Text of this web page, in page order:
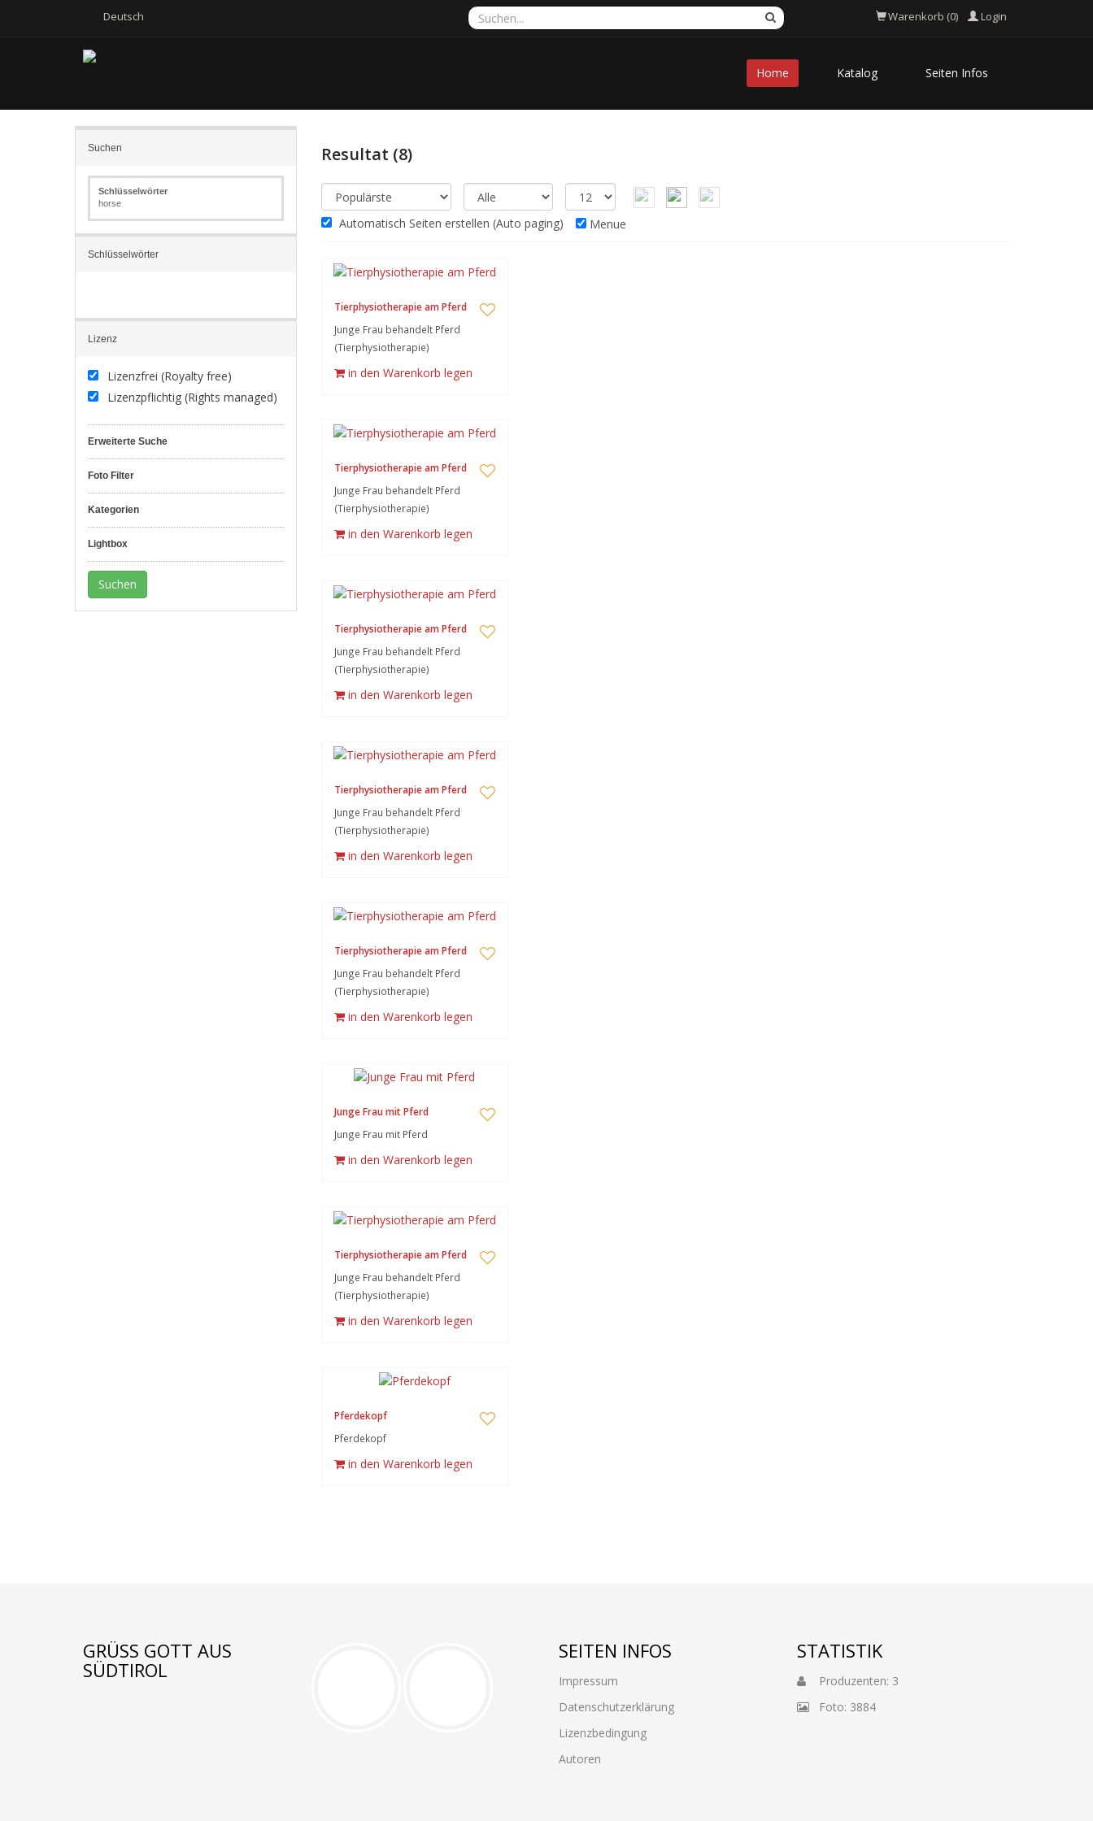
Deutsch Warenkorb (0) Login
Home Katalog Seiten Infos
Suchen
Schlüsselwörter
horse
Schlüsselwörter
Lizenz
Lizenzfrei (Royalty free)
Lizenzpflichtig (Rights managed)
Erweiterte Suche
Foto Filter
Kategorien
Lightbox
Resultat (8)
Automatisch Seiten erstellen (Auto paging) Menue
Tierphysiotherapie am Pferd
Junge Frau behandelt Pferd
(Tierphysiotherapie)
in den Warenkorb legen
Tierphysiotherapie am Pferd
Junge Frau behandelt Pferd
(Tierphysiotherapie)
in den Warenkorb legen
Tierphysiotherapie am Pferd
Junge Frau behandelt Pferd
(Tierphysiotherapie)
in den Warenkorb legen
Tierphysiotherapie am Pferd
Junge Frau behandelt Pferd
(Tierphysiotherapie)
in den Warenkorb legen
Tierphysiotherapie am Pferd
Junge Frau behandelt Pferd
(Tierphysiotherapie)
in den Warenkorb legen
Junge Frau mit Pferd
Junge Frau mit Pferd
in den Warenkorb legen
Tierphysiotherapie am Pferd
Junge Frau behandelt Pferd
(Tierphysiotherapie)
in den Warenkorb legen
Pferdekopf
Pferdekopf
in den Warenkorb legen
GRÜSS GOTT AUS S
ÜDTIROL
SEITEN INFOS
Impressum
Datenschutzerklärung
Lizenzbedingung
Autoren
STATISTIK
Produzenten: 3
Foto: 3884